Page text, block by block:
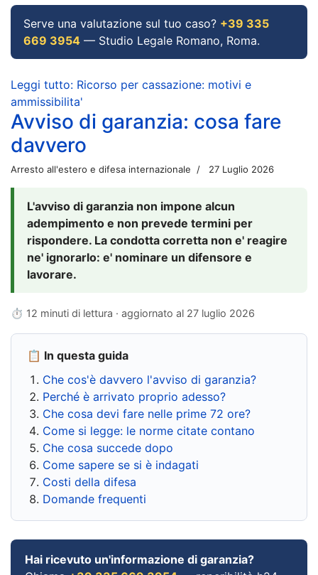
Serve una valutazione sul tuo caso? +39 335
669 3954 — Studio Legale Romano, Roma.
Leggi tutto: Ricorso per cassazione: motivi e
ammissibilita'
Avviso di garanzia: cosa fare
davvero
Arresto all'estero e difesa internazionale 27 Luglio 2026
L'avviso di garanzia non impone alcun
adempimento e non prevede termini per
rispondere. La condotta corretta non e' reagire
ne' ignorarlo: e' nominare un difensore e
lavorare.
⏱ 12 minuti di lettura · aggiornato al 27 luglio 2026
📋 In questa guida
Che cos'è davvero l'avviso di garanzia?
Perché è arrivato proprio adesso?
Che cosa devi fare nelle prime 72 ore?
Come si legge: le norme citate contano
Che cosa succede dopo
Come sapere se si è indagati
Costi della difesa
Domande frequenti
Hai ricevuto un'informazione di garanzia?